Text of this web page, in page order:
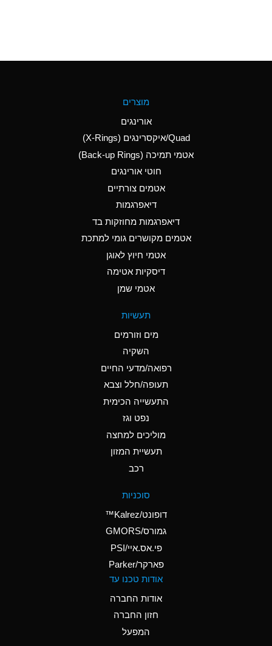
Aluminum Nitrate
(Aqueous)
Aluminum Phosphate
Ammonia Anhydrous
D
Ammonia Gas (cold)
D
Ammonia Gas (hot)
Ammonium Hydroxide
B
Ammonium Nitrate
Ammonium Nitrite
Ammonium Persulfate
Ammonium Phosphate
A
Ammonium Sulfate
B
Amyl Acetate (Banana
מוצרים
אורינגים
Quad/איקסרינגים (X-Rings)
אטמי תמיכה (Back-up Rings)
חוטי אורינגים
אטמים צורתיים
דיאפרגמות
דיאפרגמות מחוזקות בד
אטמים מקושרים גומי למתכת
אטמי חיוץ לאוגן
דיסקיות אטימה
אטמי שמן
תעשיות
מים וזורמים
השקיה
רפואה/מדעי החיים
תעופה/חלל וצבא
התעשייה הכימית
נפט וגז
מוליכים למחצה
תעשיית המזון
רכב
סוכניות
דופונט/Kalrez™
גמורס/GMORS
פי.אס.איי/PSI
פארקר/Parker
אודות טכנו עד
אודות החברה
חזון החברה
המפעל